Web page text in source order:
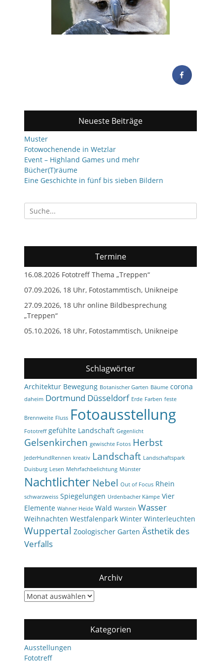
Neueste Beiträge
Muster
Fotowochenende in Wetzlar
Event – Highland Games und mehr
Bücher(T)räume
Eine Geschichte in fünf bis sieben Bildern
Suchen
nach:
Termine
16.08.2026 Fototreff Thema „Treppen“
07.09.2026, 18 Uhr, Fotostammtisch, Unikneipe
27.09.2026, 18 Uhr online Bildbesprechung
„Treppen“
05.10.2026, 18 Uhr, Fotostammtisch, Unikneipe
Schlagwörter
Architektur Bewegung Botanischer Garten Bäume corona
daheim Dortmund Düsseldorf Erde Farben feste
Brennweite Fluss Fotoausstellung
Fototreff gefühlte Landschaft Gegenlicht
Gelsenkirchen gewischte Fotos Herbst
JederHundRennen kreativ Landschaft Landschaftspark
Duisburg Lesen Mehrfachbelichtung Münster
NachtlichterNebel Out of Focus Rhein
schwarzweiss Spiegelungen Urdenbacher Kämpe Vier
Elemente Wahner Heide Wald Warstein Wasser
Weihnachten Westfalenpark Winter Winterleuchten
Wuppertal Zoologischer Garten Ästhetik des
Verfalls
Archiv
Archiv
Kategorien
Ausstellungen
Fototreff